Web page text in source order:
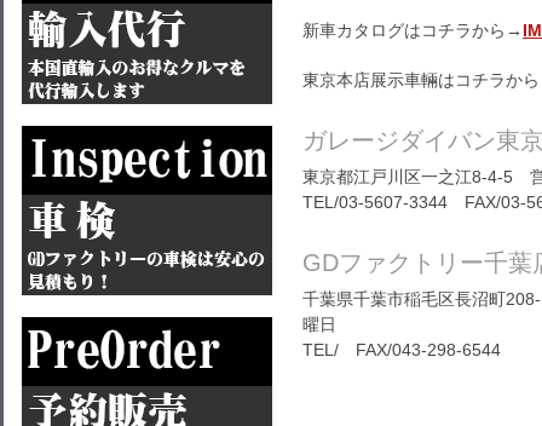
新車カタログはコチラから→
東京本店展示車輛はコチラか
ガレージダイバン東
東京都江戸川区一之江8-4-5
TEL/03-5607-3344 FAX/03-
GDファクトリー千葉
千葉県千葉市稲毛区長沼町
曜日
TEL/ FAX/043-298-6544